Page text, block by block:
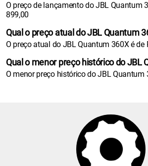
O preço de lançamento do JBL Quantum
899,00
Qual o preço atual do JBL Quantum
O preço atual do JBL Quantum 360X é de
Qual o menor preço histórico do JBL
O menor preço histórico do JBL Quantum